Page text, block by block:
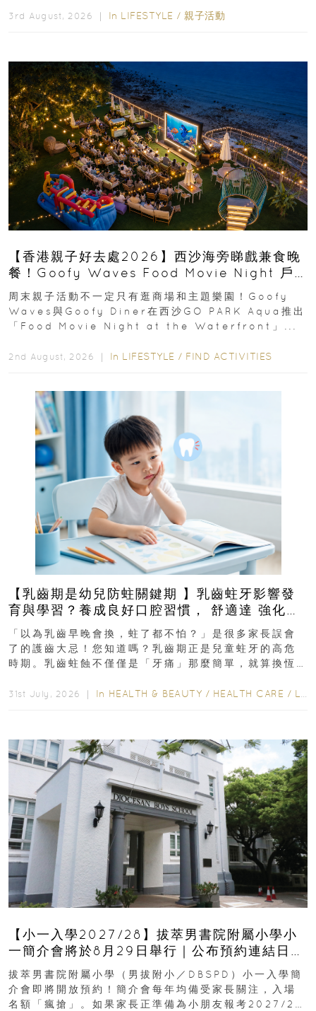
3rd August, 2026 ｜ In LIFESTYLE / 親子活動
【香港親子好去處2026】西沙海旁睇戲兼食晚
餐！Goofy Waves Food Movie Night 戶
外影院逢週末登場
周末親子活動不一定只有逛商場和主題樂園！Goofy
Waves與Goofy Diner在西沙GO PARK Aqua推出
「Food Movie Night at the Waterfront」...
2nd August, 2026 ｜ In LIFESTYLE / FIND ACTIVITIES
【乳齒期是幼兒防蛀關鍵期 】乳齒蛀牙影響發
育與學習？養成良好口腔習慣， 舒適達 強化琺
瑯質 兒童牙膏防護指南
「以為乳齒早晚會換，蛀了都不怕？」是很多家長誤會
了的護齒大忌！您知道嗎？乳齒期正是兒童蛀牙的高危
時期。乳齒蛀蝕不僅僅是「牙痛」那麼簡單，就算換恆
31st July, 2026 ｜ In HEALTH & BEAUTY / HEALTH CARE / LIFESTYLE
【小一入學2027/28】拔萃男書院附屬小學小
一簡介會將於8月29日舉行｜公布預約連結日期
｜更設有網上重溫
拔萃男書院附屬小學（男拔附小／DBSPD）小一入學簡
介會即將開放預約！簡介會每年均備受家長關注，入場
名額「瘋搶」。如果家長正準備為小朋友報考2027/28